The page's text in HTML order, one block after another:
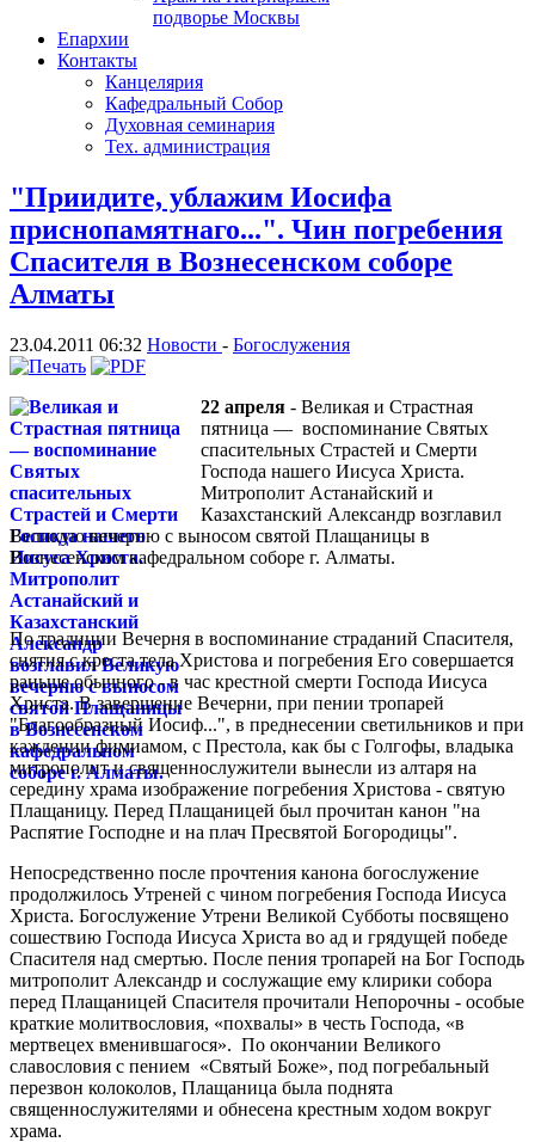
подворье Москвы
Епархии
Контакты
Канцелярия
Кафедральный Собор
Духовная семинария
Тех. администрация
"Приидите, ублажим Иосифа
приснопамятнаго...". Чин погребения
Спасителя в Вознесенском соборе
Алматы
23.04.2011 06:32 Новости - Богослужения
22 апреля - Великая и Страстная
пятница — воспоминание Святых
спасительных Страстей и Смерти
Господа нашего Иисуса Христа.
Митрополит Астанайский и
Казахстанский Александр возглавил
Великую вечерню с выносом святой Плащаницы в
Вознесенском кафедральном соборе г. Алматы.
По традиции Вечерня в воспоминание страданий Спасителя,
снятия с креста тела Христова и погребения Его совершается
раньше обычного - в час крестной смерти Господа Иисуса
Христа. В завершение Вечерни, при пении тропарей
"Благообразный Иосиф...", в преднесении светильников и при
каждении фимиамом, с Престола, как бы с Голгофы, владыка
митрополит и священнослужители вынесли из алтаря на
середину храма изображение погребения Христова - святую
Плащаницу. Перед Плащаницей был прочитан канон "на
Распятие Господне и на плач Пресвятой Богородицы".
Непосредственно после прочтения канона богослужение
продолжилось Утреней с чином погребения Господа Иисуса
Христа. Богослужение Утрени Великой Субботы посвящено
сошествию Господа Иисуса Христа во ад и грядущей победе
Спасителя над смертью. После пения тропарей на Бог Господь
митрополит Александр и сослужащие ему клирики собора
перед Плащаницей Спасителя прочитали Непорочны - особые
краткие молитвословия, «похвалы» в честь Господа, «в
мертвецех вменившагося». По окончании Великого
славословия с пением «Святый Боже», под погребальный
перезвон колоколов, Плащаница была поднята
священнослужителями и обнесена крестным ходом вокруг
храма.